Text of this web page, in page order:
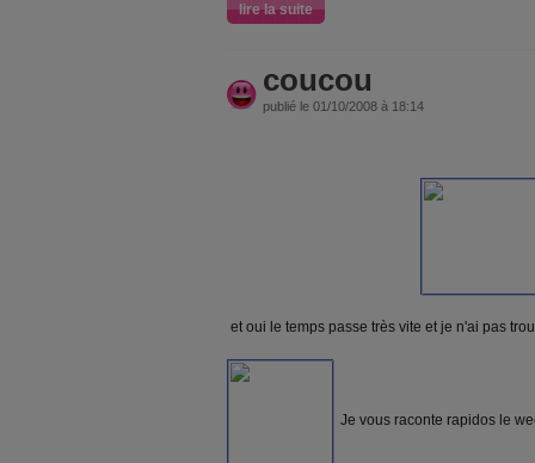
lire la suite
coucou
publié le 01/10/2008 à 18:14
et oui le temps passe très vite et je n'ai pas
Je vous raconte rapidos le